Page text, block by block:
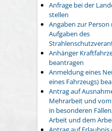
Anfrage bei der
stellen
Angaben zur
Aufgaben des
Anhänger
beantragen
Anmeldung eines
eines Fahrzeugs)
Antrag auf
Mehrarbeit und
in besonderen
Arbeit und dem